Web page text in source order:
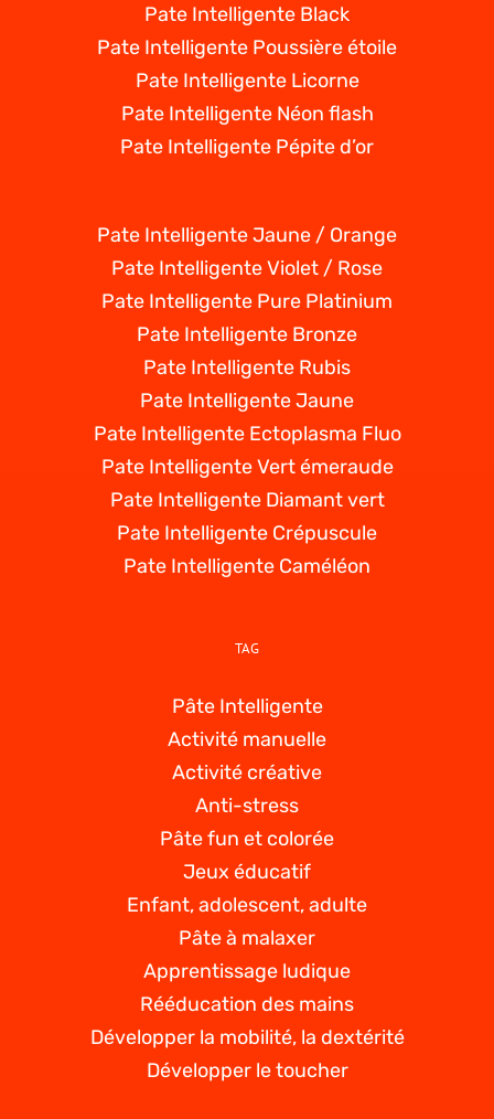
Pate Intelligente Black
Pate Intelligente Poussière étoile
Pate Intelligente Licorne
Pate Intelligente Néon flash
Pate Intelligente Pépite d’or
Pate Intelligente Jaune / Orange
Pate Intelligente Violet / Rose
Pate Intelligente Pure Platinium
Pate Intelligente Bronze
Pate Intelligente Rubis
Pate Intelligente Jaune
Pate Intelligente Ectoplasma Fluo
Pate Intelligente Vert émeraude
Pate Intelligente Diamant vert
Pate Intelligente Crépuscule
Pate Intelligente Caméléon
TAG
Pâte Intelligente
Activité manuelle
Activité créative
Anti-stress
Pâte fun et colorée
Jeux éducatif
Enfant, adolescent, adulte
Pâte à malaxer
Apprentissage ludique
Rééducation des mains
Développer la mobilité, la dextérité
Développer le toucher